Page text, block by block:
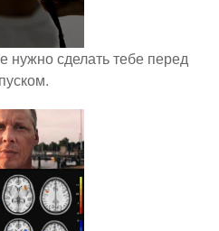
нужно сделать тебе перед